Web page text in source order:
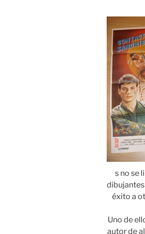
s no se
éxito a
Uno de
autor de